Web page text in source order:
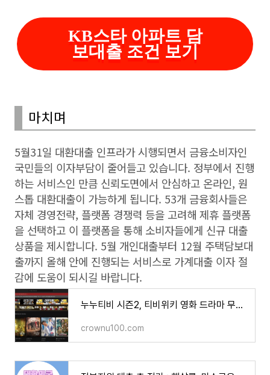
KB스타 아파트 담
보대출 조건 보기
마치며
5월31일 대환대출 인프라가 시행되면서 금융소비자인
국민들의 이자부담이 줄어들고 있습니다. 정부에서 진행
하는 서비스인 만큼 신뢰도면에서 안심하고 온라인, 원
스톱 대환대출이 가능하게 됩니다. 53개 금융회사들은
자체 경영전략, 플랫폼 경쟁력 등을 고려해 제휴 플랫폼
을 선택하고 이 플랫폼을 통해 소비자들에게 신규 대출
상품을 제시합니다. 5월 개인대출부터 12월 주택담보대
출까지 올해 안에 진행되는 서비스로 가계대출 이자 절
감에 도움이 되시길 바랍니다.
누누티비 시즌2, 티비위키 영화 드라마 무료 다시 보기 부활
crownu100.com